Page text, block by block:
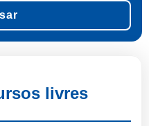
livres